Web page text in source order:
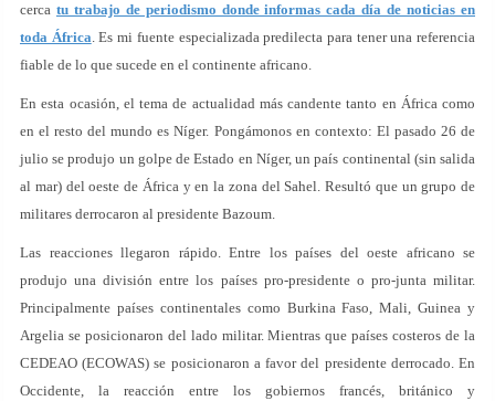
cerca tu trabajo de periodismo donde informas cada día de noticias en
toda África. Es mi fuente especializada predilecta para tener una referencia
fiable de lo que sucede en el continente africano.
En esta ocasión, el tema de actualidad más candente tanto en África como
en el resto del mundo es Níger. Pongámonos en contexto: El pasado 26 de
julio se produjo un golpe de Estado en Níger, un país continental (sin salida
al mar) del oeste de África y en la zona del Sahel. Resultó que un grupo de
militares derrocaron al presidente Bazoum.
Las reacciones llegaron rápido. Entre los países del oeste africano se
produjo una división entre los países pro-presidente o pro-junta militar.
Principalmente países continentales como Burkina Faso, Mali, Guinea y
Argelia se posicionaron del lado militar. Mientras que países costeros de la
CEDEAO (ECOWAS) se posicionaron a favor del presidente derrocado. En
Occidente, la reacción entre los gobiernos francés, británico y